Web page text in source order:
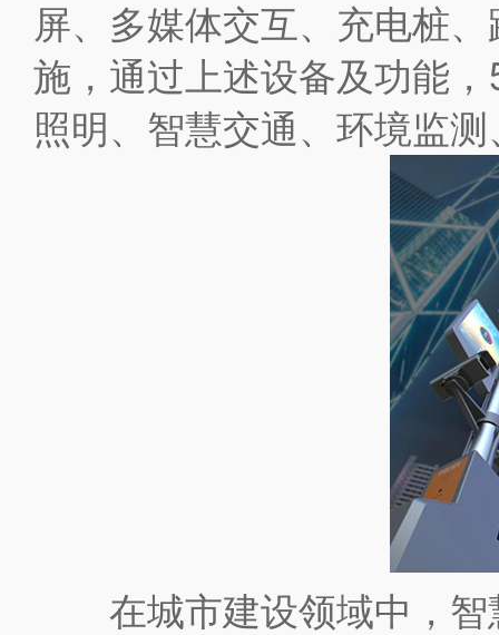
屏、多媒体交互、充电桩
施，通过上述设备及功能
照明、智慧交通、环境监
在城市建设领域中，智